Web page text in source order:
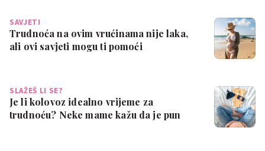
SAVJETI
Trudnoća na ovim vrućinama nije laka,
ali ovi savjeti mogu ti pomoći
SLAŽEŠ LI SE?
Je li kolovoz idealno vrijeme za
trudnoću? Neke mame kažu da je pun